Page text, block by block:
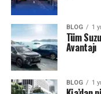
BLOG 1
Tüm
Avantajı
BLOG 1